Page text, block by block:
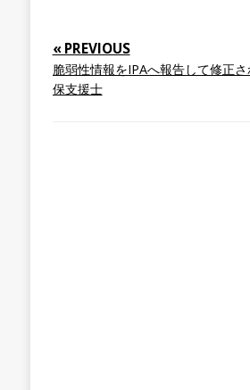
« PREVIOUS
脆弱性情報をIPAへ報告して修正
保支援士